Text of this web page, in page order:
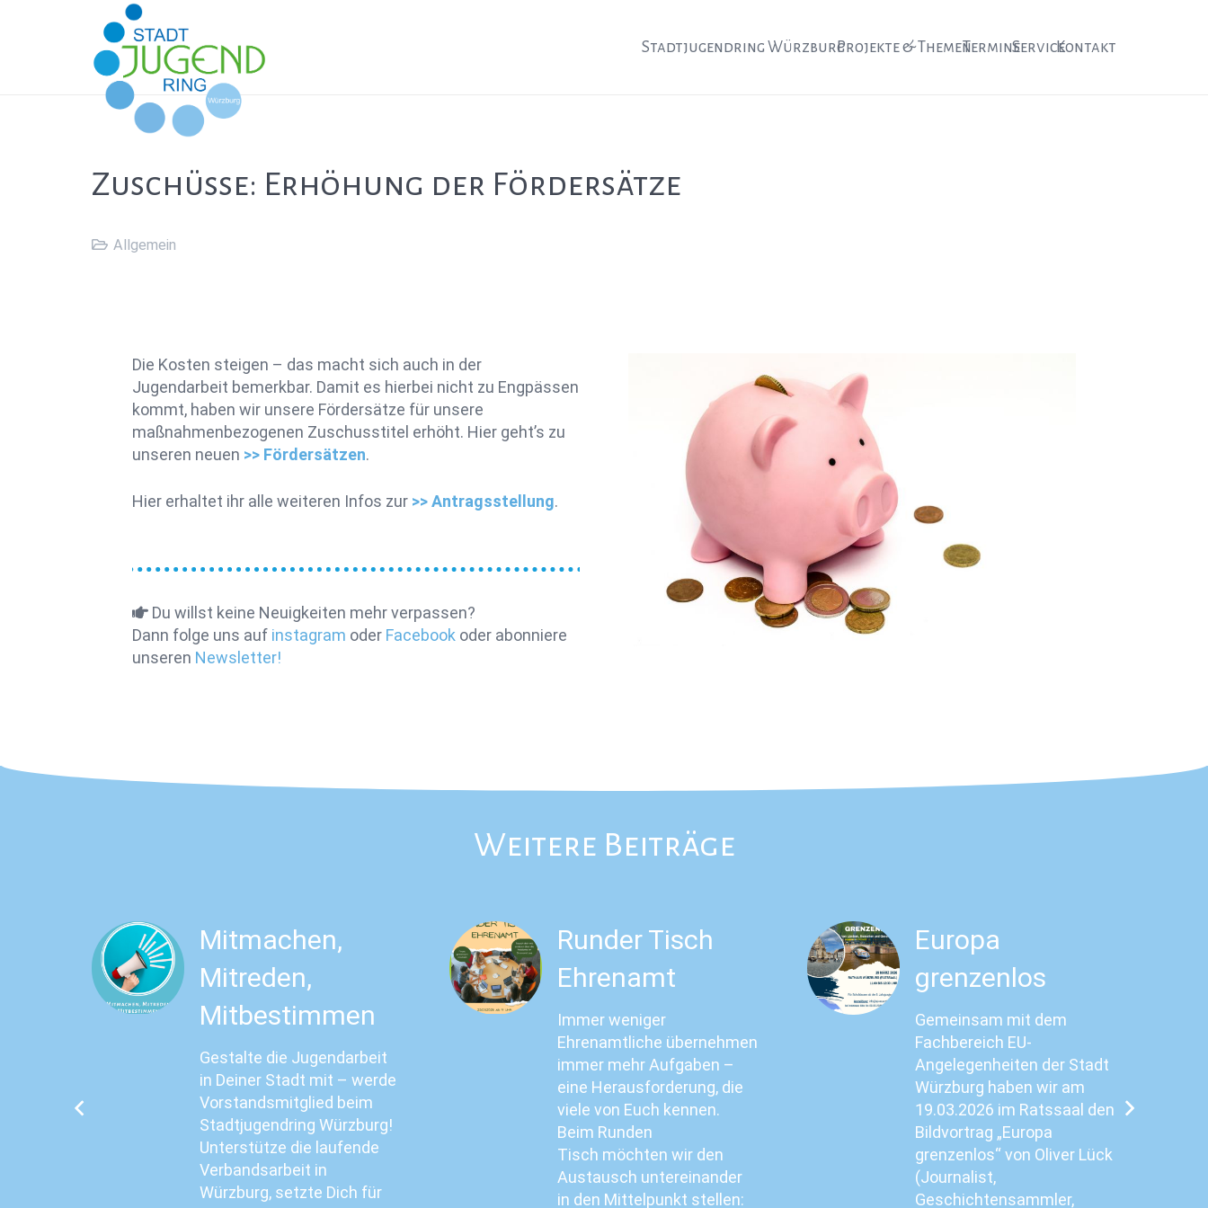
Stadtjugendring WürzburgProjekte & ThemenTermineServiceKontakt
Zuschüsse: Erhöhung der Fördersätze
Allgemein
Die Kosten steigen – das macht sich auch in der
Jugendarbeit bemerkbar. Damit es hierbei nicht zu Engpässen
kommt, haben wir unsere Fördersätze für unsere
maßnahmenbezogenen Zuschusstitel erhöht. Hier geht’s zu
unseren neuen >> Fördersätzen.
Hier erhaltet ihr alle weiteren Infos zur >> Antragsstellung.
Du willst keine Neuigkeiten mehr verpassen?
Dann folge uns auf instagram oder Facebook oder abonniere
unseren Newsletter!
Weitere Beiträge
Mitmachen,
Mitreden,
Mitbestimmen
Gestalte die Jugendarbeit
in Deiner Stadt mit – werde
Vorstandsmitglied beim
Stadtjugendring Würzburg!
Unterstütze die laufende
Verbandsarbeit in
Würzburg, setzte Dich für
Runder Tisch
Ehrenamt
Immer weniger
Ehrenamtliche übernehmen
immer mehr Aufgaben –
eine Herausforderung, die
viele von Euch kennen.
Beim Runden
Tisch möchten wir den
Austausch untereinander
in den Mittelpunkt stellen:
Europa
grenzenlos
Gemeinsam mit dem
Fachbereich EU-
Angelegenheiten der Stadt
Würzburg haben wir am
19.03.2026 im Ratssaal den
Bildvortrag „Europa
grenzenlos“ von Oliver Lück
(Journalist,
Geschichtensammler,